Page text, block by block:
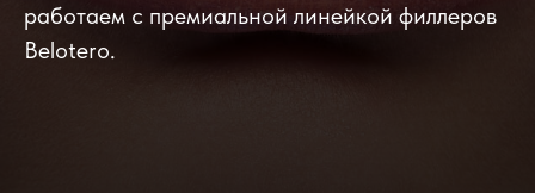
работаем с премиальной линейкой филлеров
Belotero.